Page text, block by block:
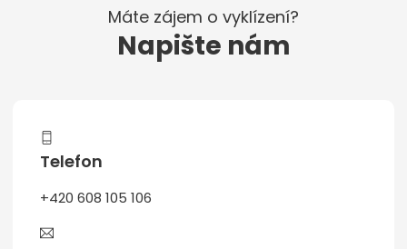
Máte zájem o vyklízení?
Napište nám
Telefon
+420 608 105 106